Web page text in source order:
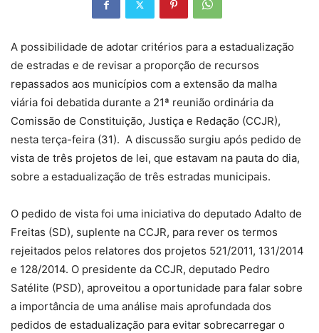
A possibilidade de adotar critérios para a estadualização
de estradas e de revisar a proporção de recursos
repassados aos municípios com a extensão da malha
viária foi debatida durante a 21ª reunião ordinária da
Comissão de Constituição, Justiça e Redação (CCJR),
nesta terça-feira (31). A discussão surgiu após pedido de
vista de três projetos de lei, que estavam na pauta do dia,
sobre a estadualização de três estradas municipais.
O pedido de vista foi uma iniciativa do deputado Adalto de
Freitas (SD), suplente na CCJR, para rever os termos
rejeitados pelos relatores dos projetos 521/2011, 131/2014
e 128/2014. O presidente da CCJR, deputado Pedro
Satélite (PSD), aproveitou a oportunidade para falar sobre
a importância de uma análise mais aprofundada dos
pedidos de estadualização para evitar sobrecarregar o